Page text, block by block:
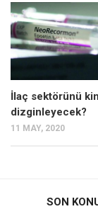
Mehmet Ali
Abir E.
Bağdagül Öz
Esra Elönü
İlaç sektörünü
dizginleyecek?
11 MAY, 2020
SON